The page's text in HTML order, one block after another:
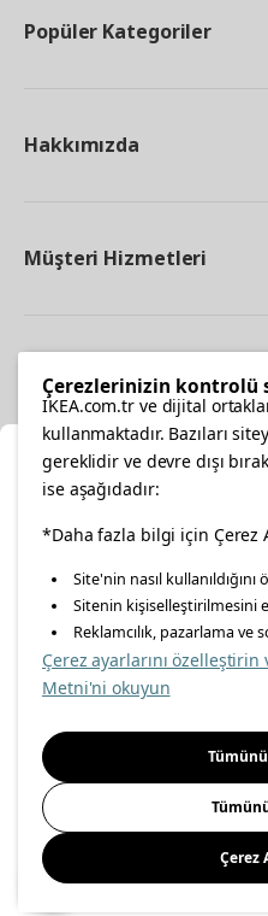
Popüler Kategoriler
Hakkımızda
Müşteri Hizmetleri
facebooktwitterinstagram
linkedin
Enerji Politikası Bilgi Güvenliği
Gıda Güvenliği Politikası
Önemli Bilgilendirme İnternet
Kişisel Verilerin Korunması
© Inter IKEA Systems B.V 1999-
Konumunuzu Seçin
İnternetten vereceğiniz
içerikleri görebilmek için
İl seçiniz
Seçiniz
Çerezlerinizin kontrolü
IKEA.com.tr ve dijital
kullanmaktadır. Bazıları
gereklidir ve devre dışı
ise aşağıdadır:
*Daha fazla bilgi için Çerez
Site'nin nasıl kullanıldığını
Sitenin kişiselleştirilmesini
Reklamcılık, pazarlama ve
Çerez ayarlarını özelleştirin
Metni'ni okuyun
Çerez